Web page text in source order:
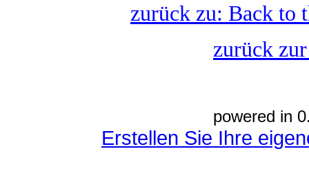
zurück zu: Back to
zurück
powered in
Erstellen Sie Ihre